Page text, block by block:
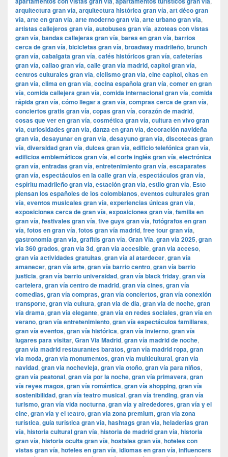
arquitectura gran vía, arquitectura histórica gran vía, art déco gran
vía, arte en gran vía, arte moderno gran vía, arte urbano gran vía,
artistas callejeros gran vía, autobuses gran vía, azoteas con vistas
gran vía, bandas callejeras gran vía, bares en gran vía, barrios
cerca de gran vía, bicicletas gran vía, broadway madrileño, brunch
gran vía, cabalgata gran vía, cafés históricos gran vía, cafeterías
gran vía, callao gran vía, calle gran vía madrid, capitol gran vía,
centros culturales gran vía, ciclismo gran vía, cine capitol, citas en
gran vía, clima en gran vía, cocina española gran vía, comer en gran
vía, comida callejera gran vía, comida internacional gran vía, comida
rápida gran vía, cómo llegar a gran vía, compras cerca de gran vía,
conciertos gratis gran vía, copas gran vía, corazón de madrid,
cosas que ver en gran vía, cosmética gran vía, cultura en vivo gran
vía, curiosidades gran vía, danza en gran vía, decoración navideña
gran vía, desayunar en gran vía, desayuno gran vía, discotecas gran
vía, diversidad gran vía, dulces gran vía, edificio telefónica gran vía,
edificios emblemáticos gran vía, el corte inglés gran vía, electrónica
gran vía, entradas gran vía, entretenimiento gran vía, escaparates
gran vía, espectáculos en la calle gran vía, espectáculos gran vía,
espíritu madrileño gran vía, estación gran vía, estilo gran vía, Esto
piensan los españoles de los colombianos, eventos culturales gran
vía, eventos musicales gran vía, experiencias únicas gran vía,
exposiciones cerca de gran vía, exposiciones gran vía, familia en
gran vía, festivales gran vía, five guys gran vía, fotógrafos en gran
vía, fotos en gran vía, fotos gran vía madrid, free tour gran vía,
gastronomía gran vía, grafitis gran vía, Gran Vía, gran vía 2025, gran
vía 360 grados, gran vía 3d, gran vía accesible, gran vía acceso,
gran vía actividades gratuitas, gran vía al atardecer, gran vía
amanecer, gran vía arte, gran vía barrio centro, gran vía barrio
justicia, gran vía barrio universidad, gran vía black friday, gran vía
cartelera, gran vía centro de madrid, gran vía cines, gran vía
comedias, gran vía compras, gran vía conciertos, gran vía conexión
transporte, gran vía cultura, gran vía de día, gran vía de noche, gran
vía drama, gran vía elegante, gran vía en redes sociales, gran vía en
verano, gran vía entretenimiento, gran vía espectáculos familiares,
gran vía eventos, gran vía histórica, gran vía invierno, gran vía
lugares para visitar, ​​Gran Via Madrid, gran vía madrid de noche,
gran vía madrid restaurantes baratos, gran vía madrid ropa, gran
vía moda, gran vía monumentos, gran vía multicultural, gran vía
navidad, gran vía nochevieja, gran vía otoño, gran vía para niños,
gran vía peatonal, gran vía por la noche, gran vía primavera, gran
vía reyes magos, gran vía romántica, gran vía shopping, gran vía
sostenibilidad, gran vía teatro musical, gran vía trending, gran vía
turismo, gran vía vida nocturna, gran vía y alrededores, gran vía y el
cine, gran vía y el teatro, gran vía zona premium, gran vía zona
turística, guía turística gran vía, hashtags gran vía, heladerías gran
vía, historia cultural gran vía, historia de madrid gran vía, historia
gran vía, historia oculta gran vía, hostales gran vía, hoteles con
vistas gran vía, hoteles en gran vía, idiomas en gran vía, influencers